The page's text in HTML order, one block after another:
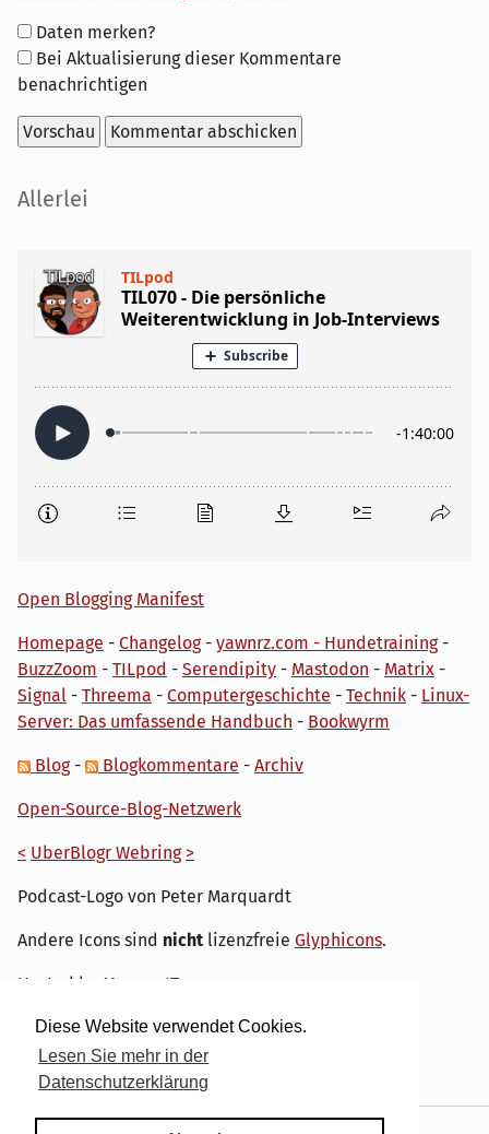
Diese Website verwendet Cookies.
Lesen Sie mehr in der
Datenschutzerklärung
Formular-
Optionen
Daten merken?
Bei Aktualisierung dieser Kommentare
benachrichtigen
Seitenleiste
Allerlei
Open Blogging Manifest
Homepage - Changelog- yawnrz.com - Hundetraining-
BuzzZoom - TILpod - Serendipity - Mastodon - Matrix -
Signal - Threema - Computergeschichte - Technik - Linux-
Server: Das umfassende Handbuch - Bookwyrm
Blog- Blogkommentare - Archiv
Open-Source-Blog-Netzwerk
< UberBlogr Webring >
Podcast-Logo von Peter Marquardt
Andere Icons sind nicht lizenzfreie Glyphicons.
Hosted by My own IT.
Serendipity& the dirk